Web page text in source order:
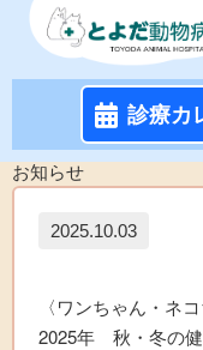
診療カ
お知らせ
2025.10.03
〈ワンちゃん・ネ
2025年 秋・冬の健